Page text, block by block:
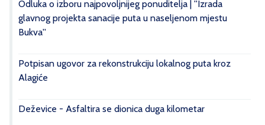
Odluka o izboru najpovoljnijeg ponuditelja | ''Izrada
glavnog projekta sanacije puta u naseljenom mjestu
Bukva''
Potpisan ugovor za rekonstrukciju lokalnog puta kroz
Alagiće
Deževice - Asfaltira se dionica duga kilometar